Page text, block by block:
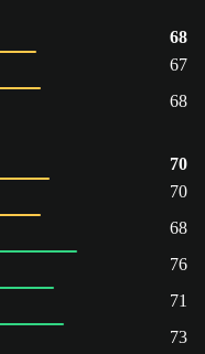
68
67
68
70
70
68
76
71
73